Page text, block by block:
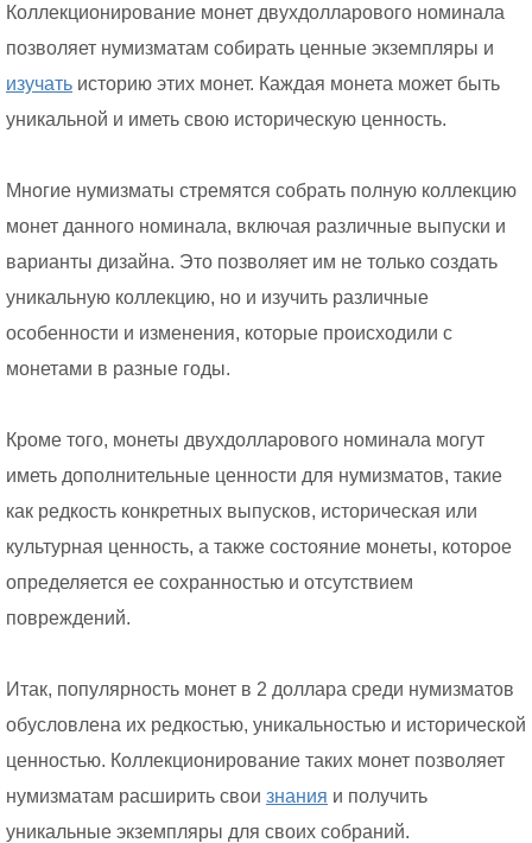
Коллекционирование монет двухдолларового номинала
позволяет нумизматам собирать ценные экземпляры и
изучать историю этих монет. Каждая монета может быть
уникальной и иметь свою историческую ценность.
Многие нумизматы стремятся собрать полную коллекцию
монет данного номинала, включая различные выпуски и
варианты дизайна. Это позволяет им не только создать
уникальную коллекцию, но и изучить различные
особенности и изменения, которые происходили с
монетами в разные годы.
Кроме того, монеты двухдолларового номинала могут
иметь дополнительные ценности для нумизматов, такие
как редкость конкретных выпусков, историческая или
культурная ценность, а также состояние монеты, которое
определяется ее сохранностью и отсутствием
повреждений.
Итак, популярность монет в 2 доллара среди нумизматов
обусловлена их редкостью, уникальностью и исторической
ценностью. Коллекционирование таких монет позволяет
нумизматам расширить свои знания и получить
уникальные экземпляры для своих собраний.